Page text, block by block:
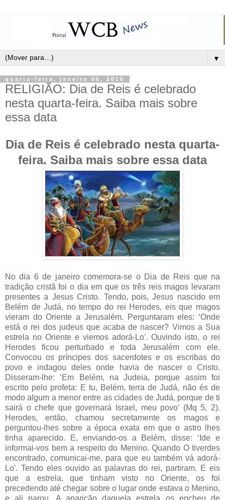
▼
quarta-feira, janeiro 06, 2016
RELIGIÃO: Dia de Reis é celebrado
nesta quarta-feira. Saiba mais sobre
essa data
Dia de Reis é celebrado nesta quarta-
feira. Saiba mais sobre essa data
No dia 6 de janeiro comemora-se o Dia de Reis que na
tradição cristã foi o dia em que os três reis magos levaram
presentes a Jesus Cristo. Tendo, pois, Jesus nascido em
Belém de Judá, no tempo do rei Herodes, eis que magos
vieram do Oriente a Jerusalém. Perguntaram eles: ‘Onde
está o rei dos judeus que acaba de nascer? Vimos a Sua
estrela no Oriente e viemos adorá-Lo'. Ouvindo isto, o rei
Herodes ficou perturbado e toda Jerusalém com ele.
Convocou os príncipes dos sacerdotes e os escribas do
povo e indagou deles onde havia de nascer o Cristo.
Disseram-lhe: ‘Em Belém, na Judeia, porque assim foi
escrito pelo profeta: E tu, Belém, terra de Judá, não és de
modo algum a menor entre as cidades de Judá, porque de ti
sairá o chefe que governará Israel, meu povo' (Mq 5, 2).
Herodes, então, chamou secretamente os magos e
perguntou-lhes sobre a época exata em que o astro lhes
tinha aparecido. E, enviando-os a Belém, disse: ‘Ide e
informai-vos bem a respeito do Menino. Quando O tiverdes
encontrado, comunicai-me, para que eu também vá adorá-
Lo'. Tendo eles ouvido as palavras do rei, partiram. E eis
que a estrela, que tinham visto no Oriente, os foi
precedendo até chegar sobre o lugar onde estava o Menino,